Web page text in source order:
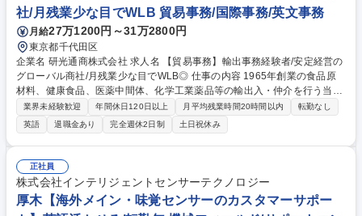
く、語学力が向上するとともに対応できる仕事の幅や質も高くなり、どん
どんやりがいを感じるポイントが増えてくる仕事です！ 募集職種 【羽田
空港・成田空港勤務】航空業界経験者歓迎！裁量◎柔軟なシフト制◎
社/月残業少な目でWLB 貿易事務/国際事務/英文事務
月給27万1200円～31万2800円
東京都千代田区
企業名 研光通商株式会社 求人名 【貿易事務】輸出事務経験者/安定経営の
グローバル商社/月残業少な目でWLB◎ 仕事の内容 1965年創業の食品原
材料、健康食品、医薬中間体、化学工業薬品等の輸出入・仲介を行う当社
で、貿易事務を募集します。英語で書類やメール作成、通関や申告業務を
中心に輸出入・仲介に関わる業務をお任せします。 ■輸出入通関手配、乙
仲指示、船舶のブッキング■船積書類作成、送付、銀行持込■システム入
力、実績ファイルの保存、管理等 ご入社直後は米国への輸出を中心にご担
当いただきます。 【当社で働く魅力】欧米,中国,インドなど、世界各地と
化学工業用薬品、栄養補助食品原料、製薬原料、飼料添加物等を輸出入。
当社の輸出入品は各分野の安定供給や新製品・原料開発に欠かせません。
グローバルに影響力を持つポジションです。 募集職種 【貿易事務】輸出
業界未経験歓迎 年間休日120日以上 月平均残業時間20時間以内
転勤なし
英語
退職金あり 完全週休2日制 土日祝休み
正社員
株式会社インテリジェントセンサーテクノロジー
厚木【海外メイン・味覚センサーのカスタマーサポー